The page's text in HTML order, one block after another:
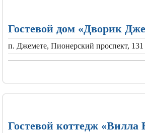
Гостевой дом «Дворик
п. Джемете, Пионерский проспект, 131
Гостевой коттедж «Вилла